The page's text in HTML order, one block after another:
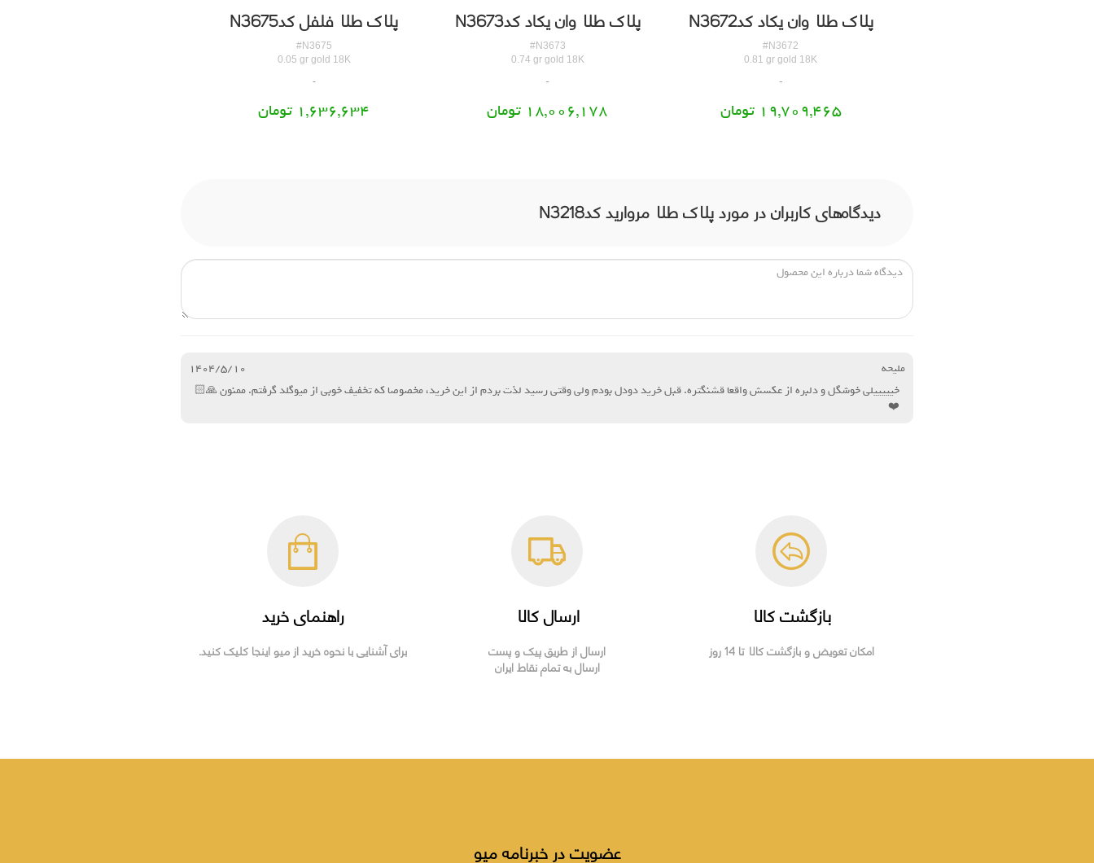
پلاک طلا فلفل کدN3675
#N3675
0.05 gr gold 18K
1,636,634 تومان
پلاک طلا وان یکاد کدN3673
#N3673
0.74 gr gold 18K
18,006,178 تومان
پلاک طلا وان یکاد کدN3672
#N3672
0.81 gr gold 18K
19,709,465 تومان
دیدگاه‌های کاربران در مورد پلاک طلا مروارید کدN3218
ملیحه
1404/5/10
خیییییلی خوشگل و دلبره از عکسش واقعا قشنگتره. قبل خرید دودل بودم ولی وقتی رسید لذت بردم از این خرید، مخصوصا که تخفیف خوبی از میوگلد گرفتم. ممنون 🙏🏻
❤️
بازگشت کالا
امکان تعویض و بازگشت کالا تا 14 روز
ارسال کالا
ارسال از طریق پیک و پست
ارسال به تمام نقاط ایران
راهنمای خرید
برای آشنایی با نحوه خرید از میو اینجا کلیک کنید.
عضویت در خبرنامه میو